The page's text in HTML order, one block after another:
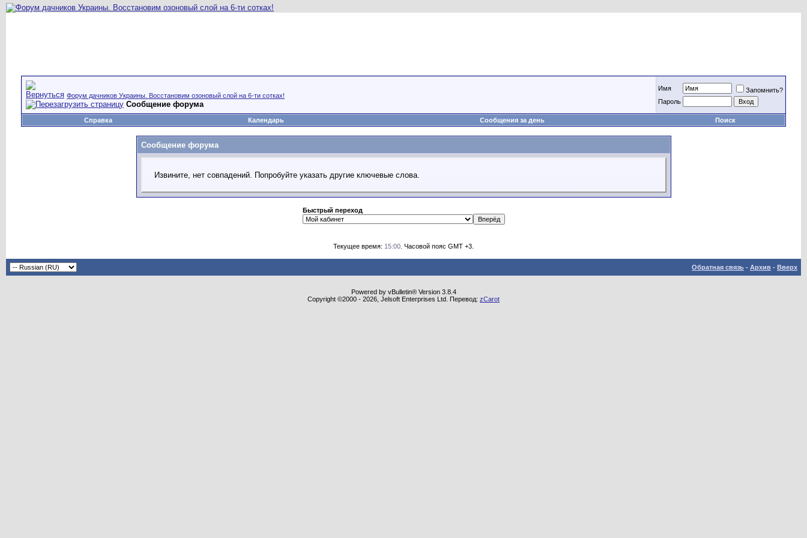
Форум дачников Украины. Восстановим озоновый слой на 6-ти сотках!
Сообщение форума
Имя
Запомнить?
Пароль
Справка Календарь Сообщения за день Поиск
Сообщение форума
Извините, нет совпадений. Попробуйте указать другие ключевые слова.
Быстрый переход
Текущее время: 15:00 . Часовой пояс GMT +3.
Обратная связь - Архив - Вверх
Powered by vBulletin® Version 3.8.4
Copyright ©2000 - 2026, Jelsoft Enterprises Ltd. Перевод: zCarot